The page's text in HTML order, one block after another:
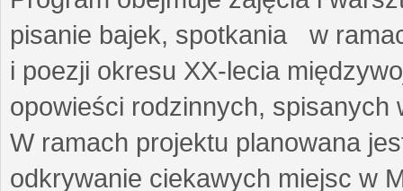
pisanie bajek, spotkania w
i poezji okresu XX-lecia
opowieści rodzinnych,
W ramach projektu planowana
odkrywanie ciekawych miejsc w